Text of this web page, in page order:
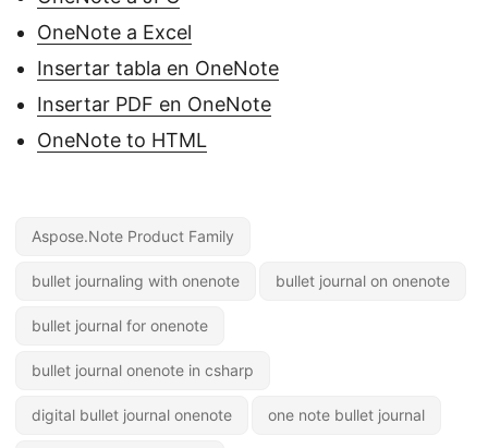
OneNote a Excel
Insertar tabla en OneNote
Insertar PDF en OneNote
OneNote to HTML
Aspose.Note Product Family
bullet journaling with onenote bullet journal on onenote
bullet journal for onenote
bullet journal onenote in csharp
digital bullet journal onenote one note bullet journal